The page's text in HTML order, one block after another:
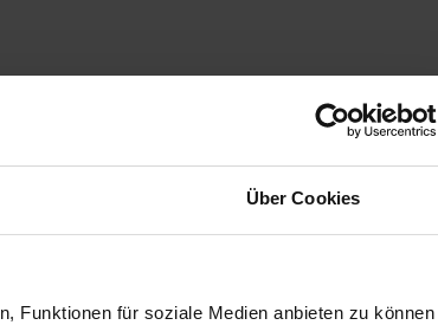
Über Cookies
Funktionen für soziale Medien anbieten zu können